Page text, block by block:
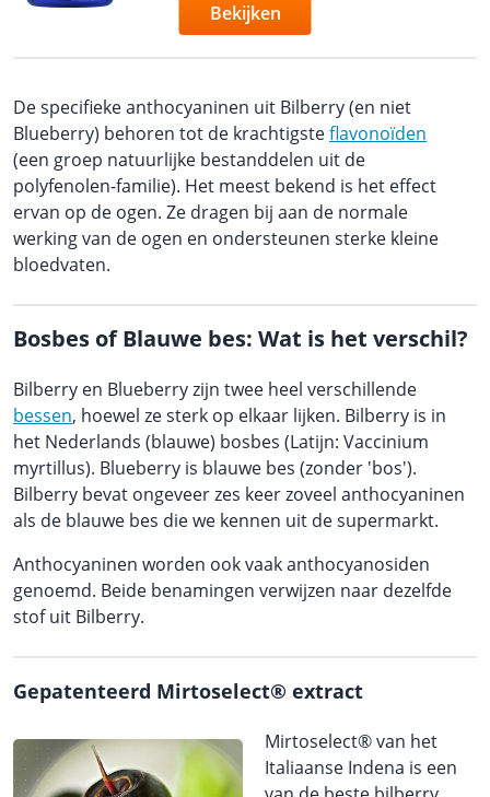
Bekijken
De specifieke anthocyaninen uit Bilberry (en niet
Blueberry) behoren tot de krachtigsteflavonoïden
(een groep natuurlijke bestanddelen uit de
polyfenolen-familie). Het meest bekend is het effect
ervan op de ogen. Ze dragen bij aan de normale
werking van de ogen en ondersteunen sterke kleine
bloedvaten.
Bosbes of Blauwe bes: Wat is het verschil?
Bilberry en Blueberry zijn twee heel verschillende
bessen, hoewel ze sterk op elkaar lijken. Bilberry is in
het Nederlands (blauwe) bosbes (Latijn: Vaccinium
myrtillus). Blueberry is blauwe bes (zonder 'bos').
Bilberry bevat ongeveer zes keer zoveel anthocyaninen
als de blauwe bes die we kennen uit de supermarkt.
Anthocyaninen worden ook vaak anthocyanosiden
genoemd. Beide benamingen verwijzen naar dezelfde
stof uit Bilberry.
Gepatenteerd Mirtoselect® extract
Mirtoselect® van het
Italiaanse Indena is een